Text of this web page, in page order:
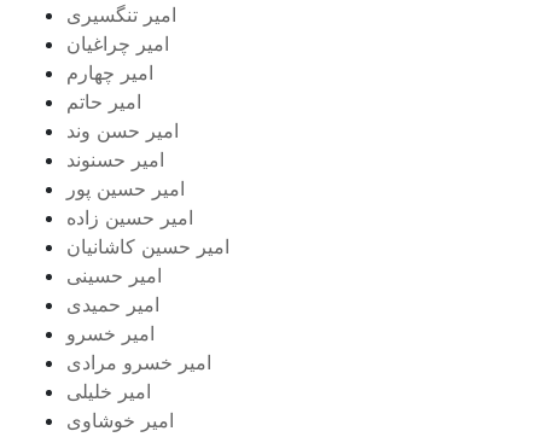
امیر تنگسیری
امیر چراغیان
امیر چهارم
امیر حاتم
امیر حسن وند
امیر حسنوند
امیر حسین پور
امیر حسین زاده
امیر حسین کاشانیان
امیر حسینی
امیر حمیدی
امیر خسرو
امیر خسرو مرادی
امیر خلیلی
امیر خوشاوی